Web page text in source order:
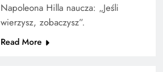
Napoleona Hilla naucza: „Jeśli
wierzysz, zobaczysz”.
Read More